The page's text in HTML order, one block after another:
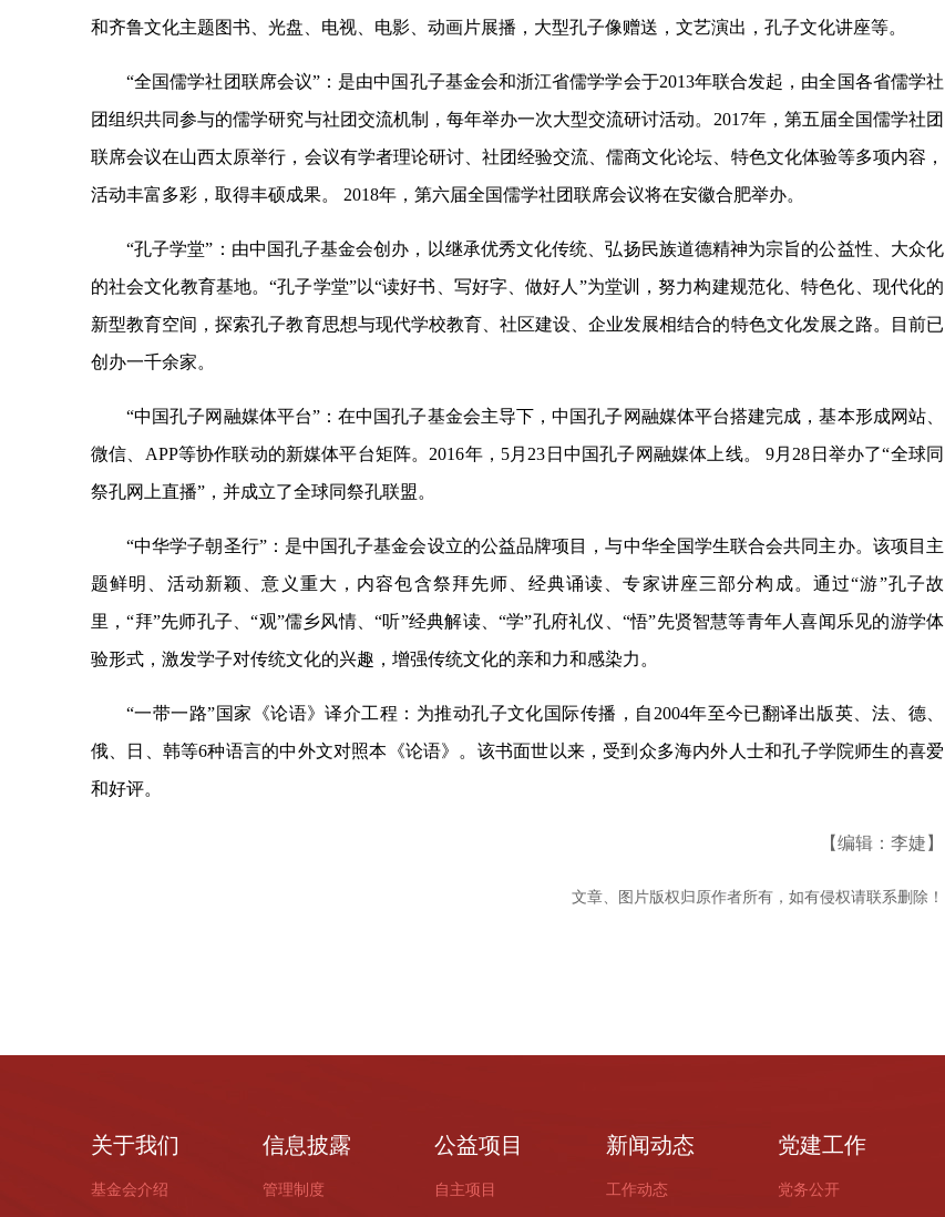
和齐鲁文化主题图书、光盘、电视、电影、动画片展播，大型孔子像赠送，文艺演出，孔子文化讲座等。
“全国儒学社团联席会议”：是由中国孔子基金会和浙江省儒学学会于2013年联合发起，由全国各省儒学社
团组织共同参与的儒学研究与社团交流机制，每年举办一次大型交流研讨活动。2017年，第五届全国儒学社团
联席会议在山西太原举行，会议有学者理论研讨、社团经验交流、儒商文化论坛、特色文化体验等多项内容，
活动丰富多彩，取得丰硕成果。 2018年，第六届全国儒学社团联席会议将在安徽合肥举办。
“孔子学堂”：由中国孔子基金会创办，以继承优秀文化传统、弘扬民族道德精神为宗旨的公益性、大众化
的社会文化教育基地。“孔子学堂”以“读好书、写好字、做好人”为堂训，努力构建规范化、特色化、现代化的
新型教育空间，探索孔子教育思想与现代学校教育、社区建设、企业发展相结合的特色文化发展之路。目前已
创办一千余家。
“中国孔子网融媒体平台”：在中国孔子基金会主导下，中国孔子网融媒体平台搭建完成，基本形成网站、
微信、APP等协作联动的新媒体平台矩阵。2016年，5月23日中国孔子网融媒体上线。 9月28日举办了“全球同
祭孔网上直播”，并成立了全球同祭孔联盟。
“中华学子朝圣行”：是中国孔子基金会设立的公益品牌项目，与中华全国学生联合会共同主办。该项目主
题鲜明、活动新颖、意义重大，内容包含祭拜先师、经典诵读、专家讲座三部分构成。通过“游”孔子故
里，“拜”先师孔子、“观”儒乡风情、“听”经典解读、“学”孔府礼仪、“悟”先贤智慧等青年人喜闻乐见的游学体
验形式，激发学子对传统文化的兴趣，增强传统文化的亲和力和感染力。
“一带一路”国家《论语》译介工程：为推动孔子文化国际传播，自2004年至今已翻译出版英、法、德、
俄、日、韩等6种语言的中外文对照本《论语》。该书面世以来，受到众多海内外人士和孔子学院师生的喜爱
和好评。
【编辑：李婕】
文章、图片版权归原作者所有，如有侵权请联系删除！
关于我们
基金会介绍
信息披露
管理制度
公益项目
自主项目
新闻动态
工作动态
党建工作
党务公开